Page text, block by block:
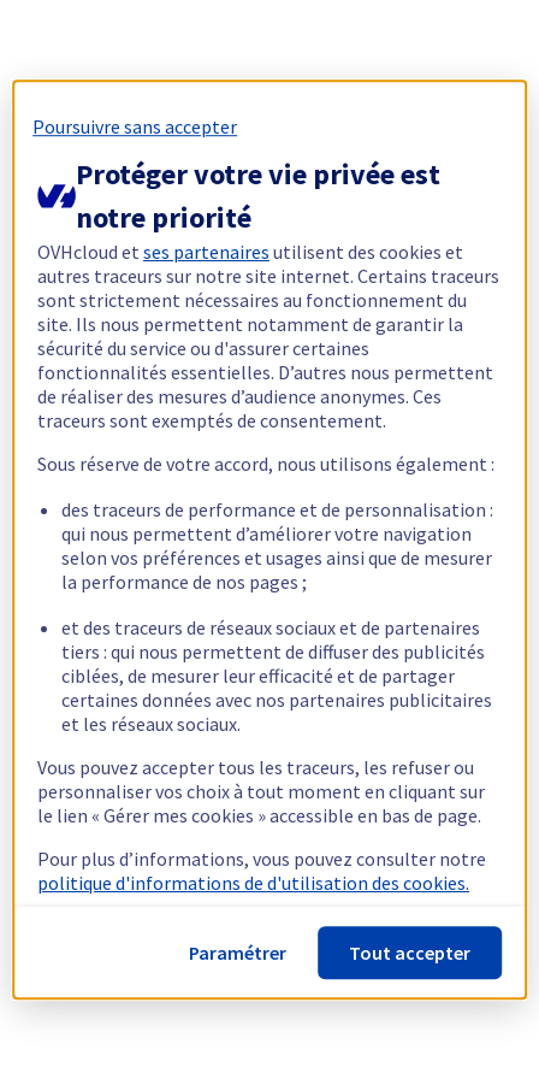
Poursuivre sans accepter
Protéger votre vie privée est
notre priorité
OVHcloud etses partenaires utilisent des cookies et
autres traceurs sur notre site internet. Certains traceurs
sont strictement nécessaires au fonctionnement du
site. Ils nous permettent notamment de garantir la
sécurité du service ou d'assurer certaines
fonctionnalités essentielles. D’autres nous permettent
de réaliser des mesures d’audience anonymes. Ces
traceurs sont exemptés de consentement.
Sous réserve de votre accord, nous utilisons également :
des traceurs de performance et de personnalisation :
qui nous permettent d’améliorer votre navigation
selon vos préférences et usages ainsi que de mesurer
la performance de nos pages ;
et des traceurs de réseaux sociaux et de partenaires
tiers : qui nous permettent de diffuser des publicités
ciblées, de mesurer leur efficacité et de partager
certaines données avec nos partenaires publicitaires
et les réseaux sociaux.
Vous pouvez accepter tous les traceurs, les refuser ou
personnaliser vos choix à tout moment en cliquant sur
le lien « Gérer mes cookies » accessible en bas de page.
Pour plus d’informations, vous pouvez consulter notre
politique d'informations de d'utilisation des cookies.
Paramétrer Tout accepter